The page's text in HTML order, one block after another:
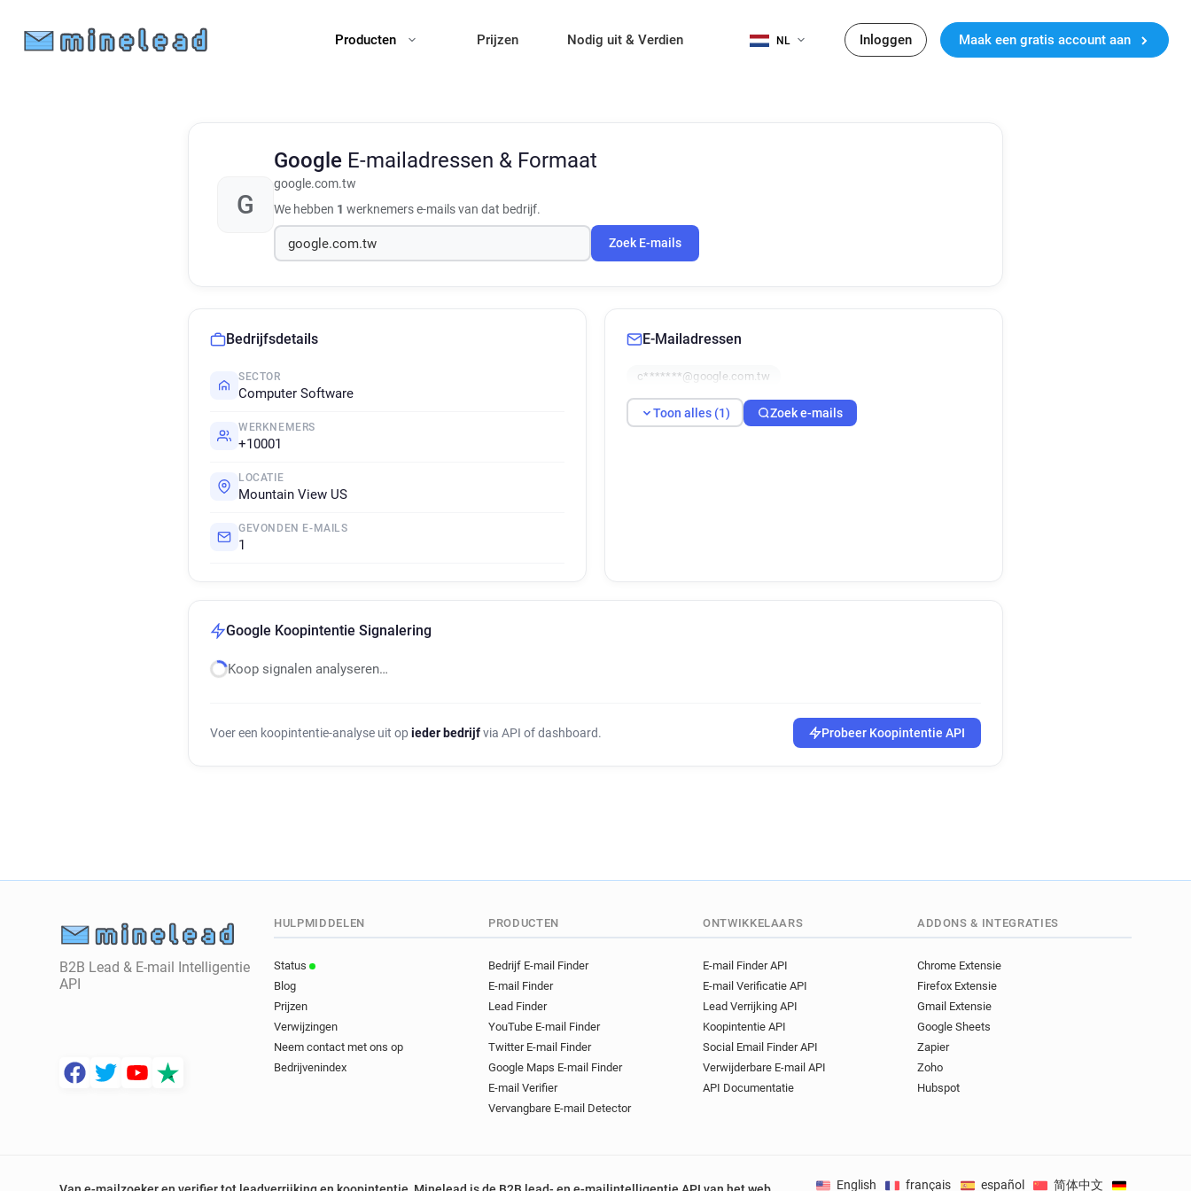
Producten Prijzen Nodig uit & Verdien NL Inloggen Maak een gratis account aan
G
Google E-mailadressen & Formaat
google.com.tw
We hebben 1 werknemers e-mails van dat bedrijf.
Zoek E-mails
Bedrijfsdetails
SECTOR
Computer Software
WERKNEMERS
+10001
LOCATIE
Mountain View US
GEVONDEN E-MAILS
1
E-Mailadressen
c*******@google.com.tw
Toon alles (1) Zoek e-mails
Google Koopintentie Signalering
Koop signalen analyseren…
Voer een koopintentie-analyse uit op ieder bedrijfvia API of dashboard. Probeer Koopintentie API
B2B Lead & E-mail Intelligentie
API
HULPMIDDELEN
Status
Blog
Prijzen
Verwijzingen
Neem contact met ons op
Bedrijvenindex
PRODUCTEN
Bedrijf E-mail Finder
E-mail Finder
Lead Finder
YouTube E-mail Finder
Twitter E-mail Finder
Google Maps E-mail Finder
E-mail Verifier
Vervangbare E-mail Detector
ONTWIKKELAARS
E-mail Finder API
E-mail Verificatie API
Lead Verrijking API
Koopintentie API
Social Email Finder API
Verwijderbare E-mail API
API Documentatie
ADDONS & INTEGRATIES
Chrome Extensie
Firefox Extensie
Gmail Extensie
Google Sheets
Zapier
Zoho
Hubspot
English français español 简体中文